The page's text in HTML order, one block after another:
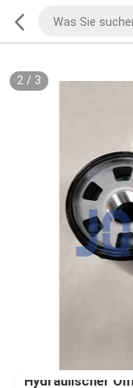
2/ 3
Hydraulischer